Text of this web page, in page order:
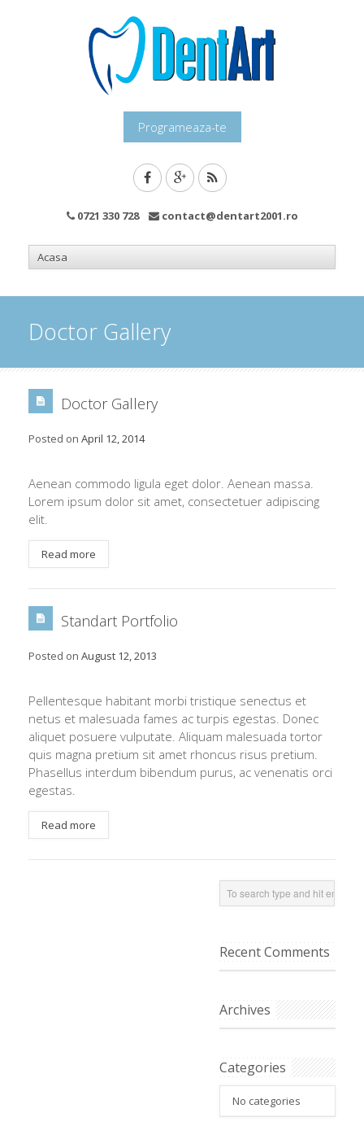
Programeaza-te
0721 330 728 contact@dentart2001.ro
Doctor Gallery
Doctor Gallery
Posted on April 12, 2014
Aenean commodo ligula eget dolor. Aenean massa.
Lorem ipsum dolor sit amet, consectetuer adipiscing
elit.
Read more
Standart Portfolio
Posted on August 12, 2013
Pellentesque habitant morbi tristique senectus et
netus et malesuada fames ac turpis egestas. Donec
aliquet posuere vulputate. Aliquam malesuada tortor
quis magna pretium sit amet rhoncus risus pretium.
Phasellus interdum bibendum purus, ac venenatis orci
egestas.
Read more
Recent Comments
Archives
Categories
No categories